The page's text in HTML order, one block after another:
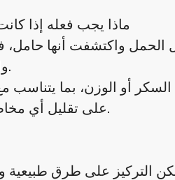
ماذا يجب فعله إذا
واكتشفت أنها حامل،
والتواصل مع مختص صحي لتقييم الحالة.
أو الوزن، بما
على تقليل أي مخاطر محتملة وضمان سلامة الأم والجنين.
التركيز على طرق